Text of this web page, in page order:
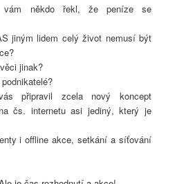
vám někdo řekl, že peníze se
jiným lidem celý život nemusí být
jinak?
připravil zcela nový koncept
čs. internetu asi jediný, který je
i offline akce, setkání a síťování